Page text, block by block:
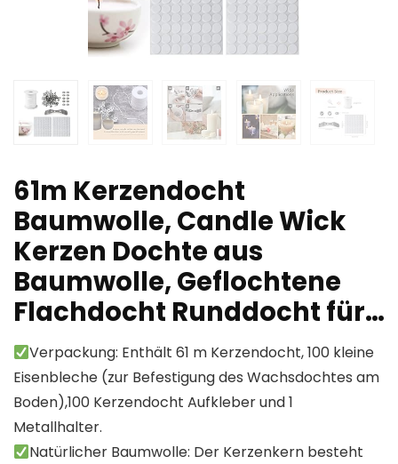
61m Kerzendocht
Baumwolle, Candle Wick
Kerzen Dochte aus
Baumwolle, Geflochtene
Flachdocht Runddocht für…
Verpackung: Enthält 61 m Kerzendocht, 100 kleine
Eisenbleche (zur Befestigung des Wachsdochtes am
Boden),100 Kerzendocht Aufkleber und 1
Metallhalter.
Natürlicher Baumwolle: Der Kerzenkern besteht